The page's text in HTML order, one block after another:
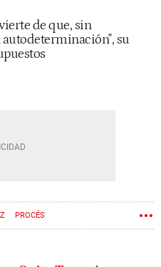
de que, sin
autodeterminación", su
PROCÉS